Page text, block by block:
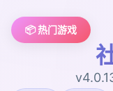
📦 热门游戏